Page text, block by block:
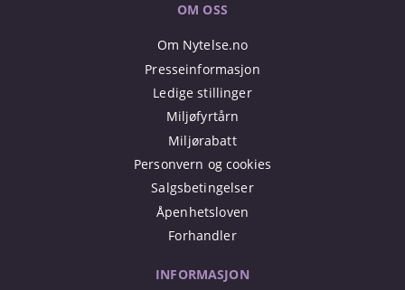
OM OSS
Om Nytelse.no
Presseinformasjon
Ledige stillinger
Miljøfyrtårn
Miljørabatt
Personvern og cookies
Salgsbetingelser
Åpenhetsloven
Forhandler
INFORMASJON